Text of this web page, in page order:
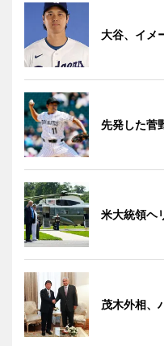
大谷、イメ
先発した
米大統領ヘ
茂木外相、